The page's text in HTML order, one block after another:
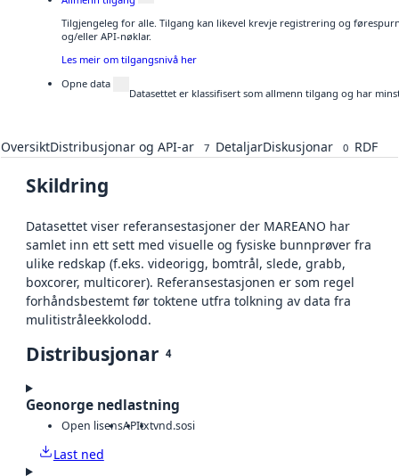
Tilgjengeleg for alle. Tilgang kan likevel krevje registrering og
og/eller API-nøklar.
Les meir om tilgangsnivå her
Opne data
Datasettet er klassifisert som allmenn tilgang og har
OversiktDistribusjonar og API-ar 7 DetaljarDiskusjonar 0 RDF
Skildring
Datasettet viser referansestasjoner der MAREANO har
samlet inn ett sett med visuelle og fysiske bunnprøver fra
ulike redskap (f.eks. videorigg, bomtrål, slede, grabb,
boxcorer, multicorer). Referansestasjonen er som regel
forhåndsbestemt før toktene utfra tolkning av data fra
mulitistråleekkolodd.
Distribusjonar 4
Geonorge nedlastning
Open lisensAPItxtvnd.sosi
Last ned